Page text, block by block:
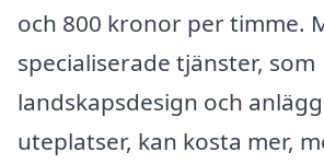
och 800 kronor per timme.
specialiserade tjänster, som
landskapsdesign och
uteplatser, kan kosta mer,